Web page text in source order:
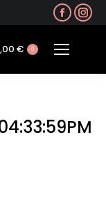
page
opens
€ 0